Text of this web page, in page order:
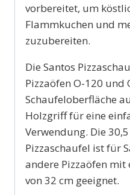
vorbereitet, um
Flammkuchen und
zuzubereiten.
Die Santos
Pizzaöfen O-120 und
Schaufeloberfläche
Holzgriff für eine
Verwendung. Die
Pizzaschaufel ist für
andere Pizzaöfen
von 32 cm geeignet.